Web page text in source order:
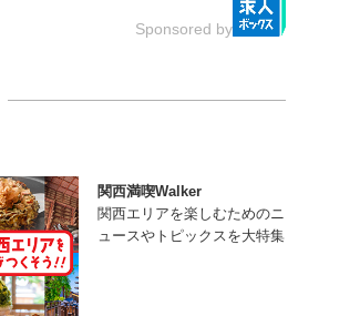
Sponsored by
関西満喫Walker
関西エリアを楽しむためのニ
ュースやトピックスを大特集